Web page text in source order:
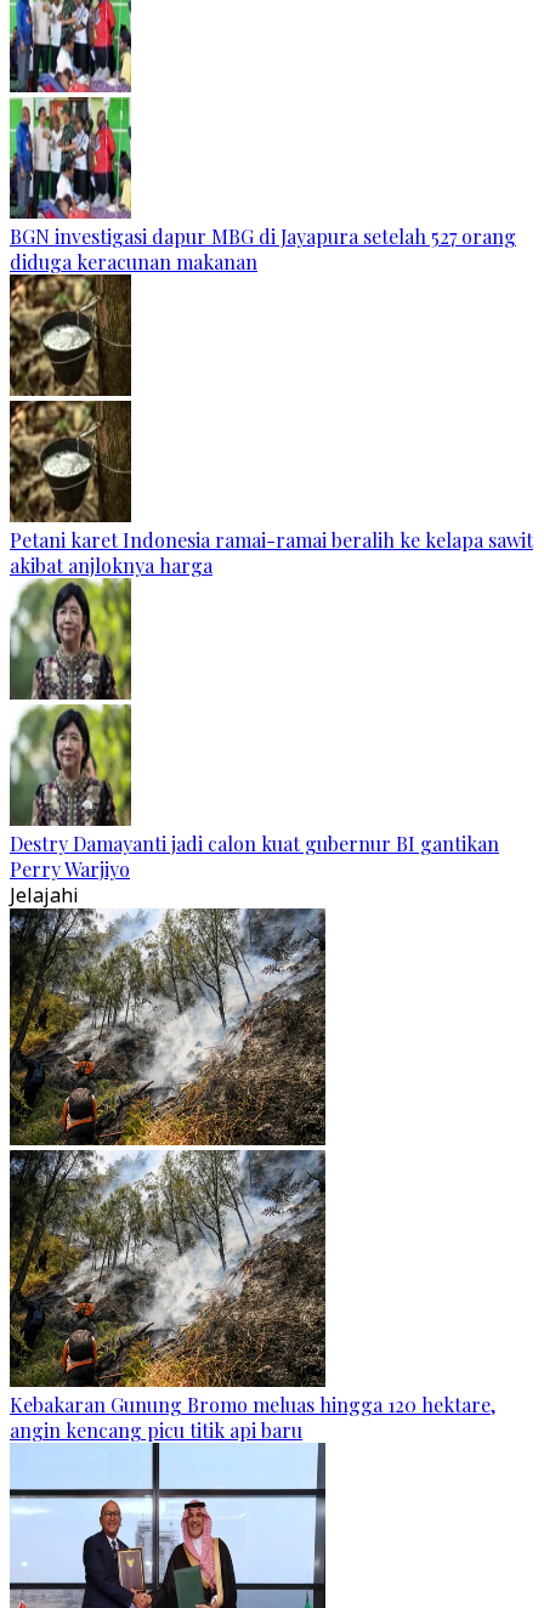
BGN investigasi dapur MBG di Jayapura setelah 527 orang
diduga keracunan makanan
Petani karet Indonesia ramai-ramai beralih ke kelapa sawit
akibat anjloknya harga
Destry Damayanti jadi calon kuat gubernur BI gantikan
Perry Warjiyo
Jelajahi
Kebakaran Gunung Bromo meluas hingga 120 hektare,
angin kencang picu titik api baru